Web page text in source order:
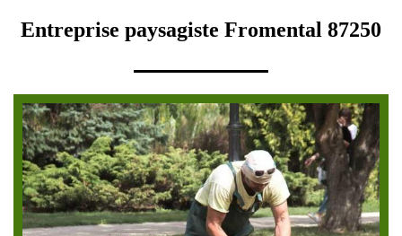
Entreprise paysagiste Fromental 87250